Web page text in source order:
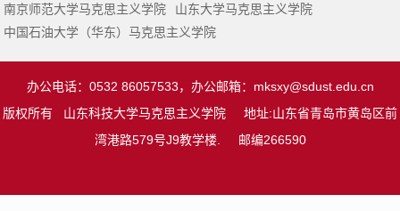
南京师范大学马克思主义学院
山东大学马克思主义学院
中国石油大学（华东）马克思主义学院
办公电话：0532 86057533，办公邮箱： mksxy@sdust.edu.cn
版权所有 山东科技大学马克思主义学院 地址:山东省青岛市黄岛区前
湾港路579号J9教学楼. 邮编266590